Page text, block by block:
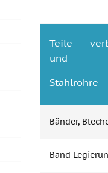
Teile
und
Stahlrohre
Bänder,
Band